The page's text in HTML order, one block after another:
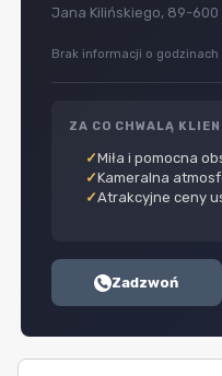
Jana Kilińskiego, 89-600
Brak informacji o godzinach
ZA CO CHWALĄ
Miła i pomocna
Kameralna
Atrakcyjne ceny
Zadzwoń